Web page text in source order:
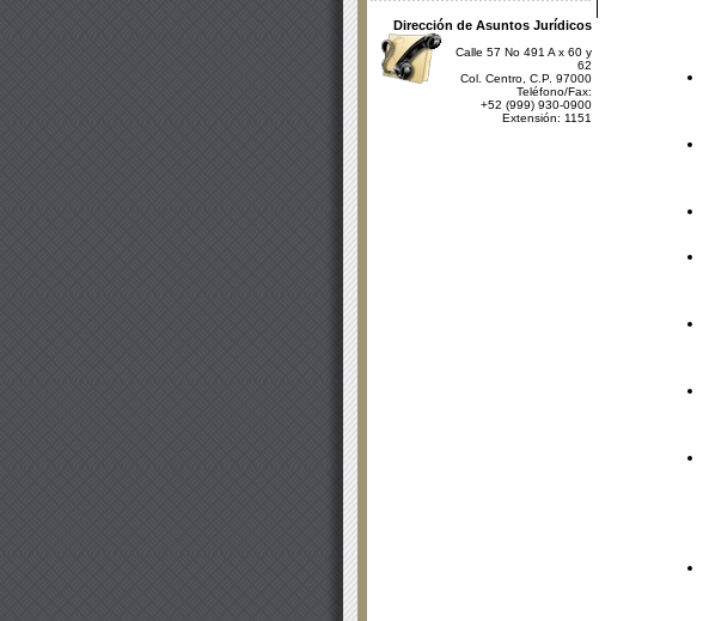
Dirección de Asuntos Jurídicos
Calle 57 No 491 A x 60 y
62
Col. Centro, C.P. 97000
Teléfono/Fax:
+52 (999) 930-0900
Extensión: 1151